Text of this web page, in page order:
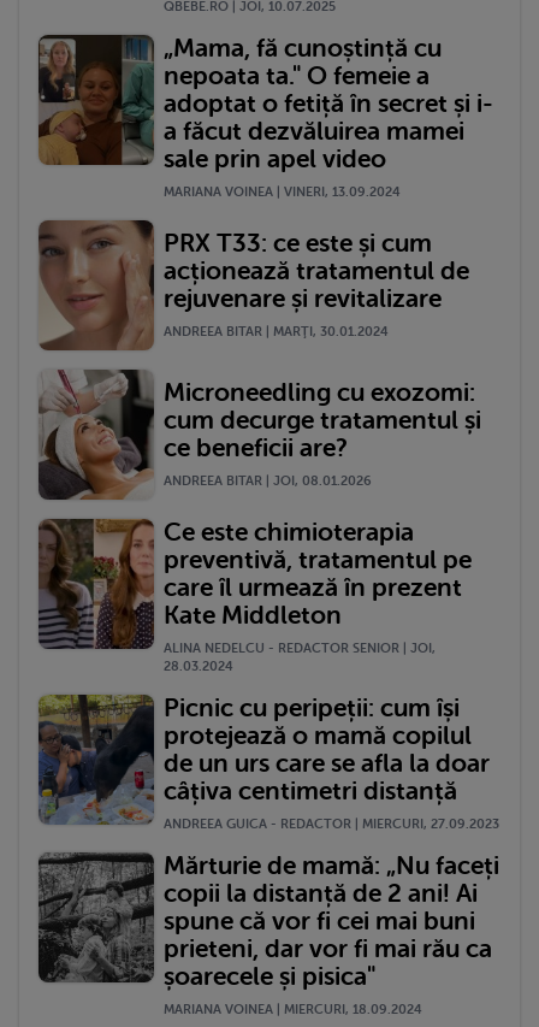
QBEBE.RO | JOI, 10.07.2025
„Mama, fă cunoștință cu
nepoata ta." O femeie a
adoptat o fetiță în secret și i-
a făcut dezvăluirea mamei
sale prin apel video
MARIANA VOINEA | VINERI, 13.09.2024
PRX T33: ce este și cum
acționează tratamentul de
rejuvenare și revitalizare
ANDREEA BITAR | MARŢI, 30.01.2024
Microneedling cu exozomi:
cum decurge tratamentul și
ce beneficii are?
ANDREEA BITAR | JOI, 08.01.2026
Ce este chimioterapia
preventivă, tratamentul pe
care îl urmează în prezent
Kate Middleton
ALINA NEDELCU - REDACTOR SENIOR | JOI,
28.03.2024
Picnic cu peripeții: cum își
protejează o mamă copilul
de un urs care se afla la doar
câțiva centimetri distanță
ANDREEA GUICA - REDACTOR | MIERCURI, 27.09.2023
Mărturie de mamă: „Nu faceți
copii la distanță de 2 ani! Ai
spune că vor fi cei mai buni
prieteni, dar vor fi mai rău ca
șoarecele și pisica"
MARIANA VOINEA | MIERCURI, 18.09.2024